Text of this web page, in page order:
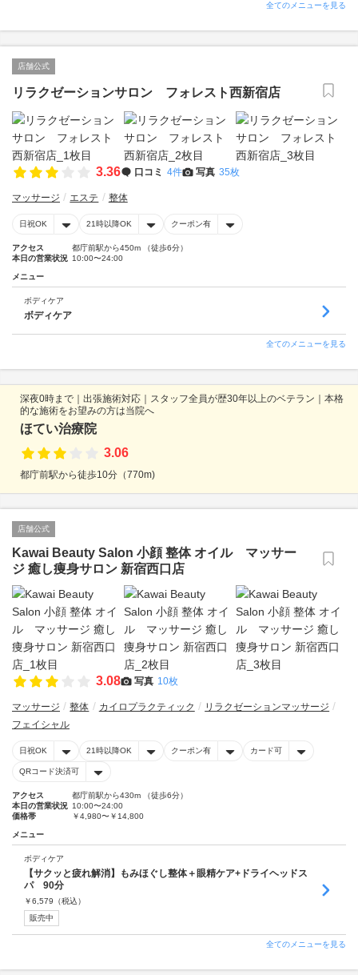
全てのメニューを見る
店舗公式
リラクゼーションサロン フォレスト西新宿店
3.36 口コミ 4件 写真 35枚
マッサージ エステ 整体
日祝OK 21時以降OK クーポン有
アクセス
都庁前駅から450m （徒歩6分）
本日の営業状況 10:00〜24:00
メニュー
ボディケア
ボディケア
全てのメニューを見る
深夜0時まで｜出張施術対応｜スタッフ全員が歴30年以上のベテラン｜本格
的な施術をお望みの方は当院へ
ほてい治療院
3.06
都庁前駅から徒歩10分（770m)
店舗公式
Kawai Beauty Salon 小顔 整体 オイル マッサー
ジ 癒し痩身サロン 新宿西口店
3.08 写真 10枚
マッサージ 整体 カイロプラクティック
リラクゼーションマッサージ
フェイシャル
日祝OK 21時以降OK クーポン有 カード可
QRコード決済可
アクセス
都庁前駅から430m （徒歩6分）
本日の営業状況 10:00〜24:00
価格帯
￥4,980〜￥14,800
メニュー
ボディケア
【サクッと疲れ解消】もみほぐし整体＋眼精ケア+ドライヘッドス
パ 90分
￥6,579 （税込）
販売中
全てのメニューを見る